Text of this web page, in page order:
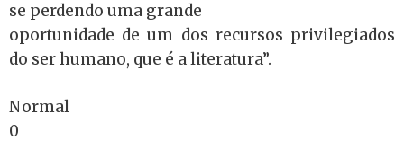
se perdendo uma grande
oportunidade de um dos recursos privilegiados
do ser humano, que é a literatura”.
Normal
0